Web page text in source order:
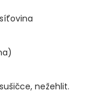
nežehlit.